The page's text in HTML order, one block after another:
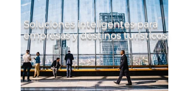
Soluciones inteligentes para
empresas y destinos turísticos